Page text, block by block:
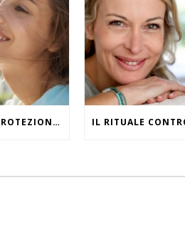
IDRATAZIONE E FOTOPROTEZIONE, WHAT ELSE?